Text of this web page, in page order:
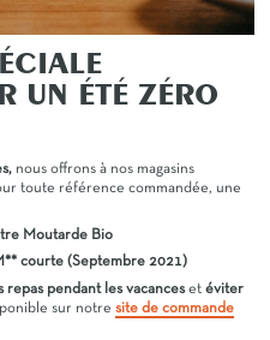
UN ÉTÉ ZÉRO
nous offrons à nos magasins
toute référence commandée, une
Moutarde Bio
courte (Septembre 2021)
repas pendant les vacanceset éviter
sur notre site de commande